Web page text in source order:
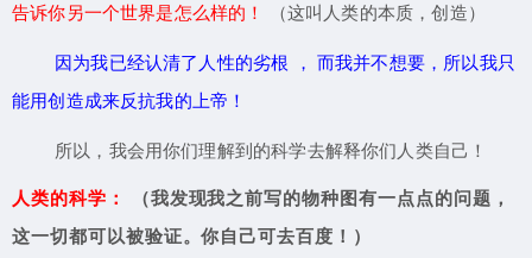
告诉你另一个世界是怎么样的！
（这叫人类的本质，创造）
因为我已经认清了人性的劣根 ， 而我并不想要，所以我只
能用创造成来反抗我的上帝！
所以，我会用你们理解到的科学去解释你们人类自己！
人类的科学：
（我发现我之前写的物种图有一点点的问题，
这一切都可以被验证。你自己可去百度！）